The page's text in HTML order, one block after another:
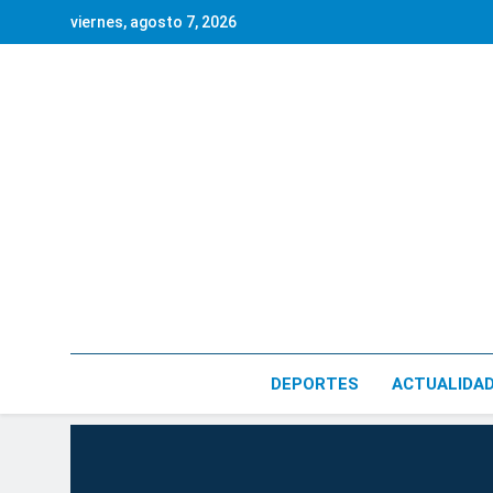
viernes, agosto 7, 2026
DEPORTES